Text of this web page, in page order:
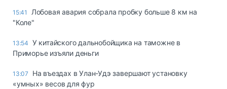
15:41
Лобовая авария собрала пробку больше 8 км на
"Коле"
13:54 У китайского дальнобойщика на таможне в
Приморье изъяли деньги
13:07
Ha въeздax в Улaн-Удэ зaвepшaют ycтaнoвкy
«yмныx» вecoв для фyp